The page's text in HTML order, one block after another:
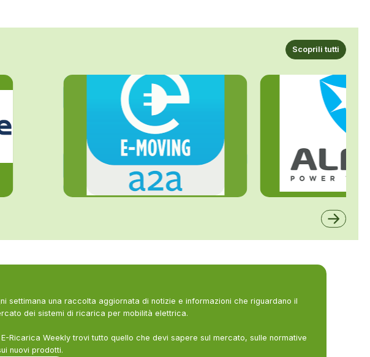
Scoprili tutti
settimana una raccolta aggiornata di notizie e informazioni che riguardano il
dei sistemi di ricarica per mobilità elettrica.
E-Ricarica Weekly trovi tutto quello che devi sapere sul mercato, sulle normative
nuovi prodotti.